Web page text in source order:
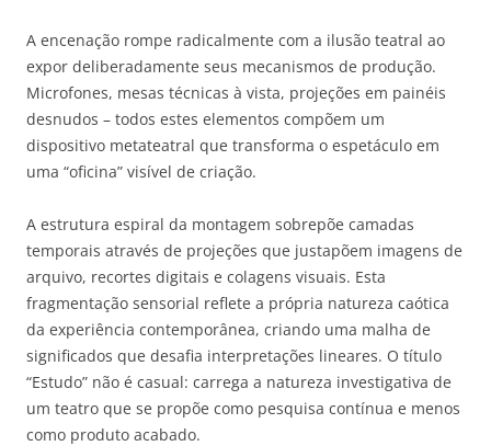
A encenação rompe radicalmente com a ilusão teatral ao
expor deliberadamente seus mecanismos de produção.
Microfones, mesas técnicas à vista, projeções em painéis
desnudos – todos estes elementos compõem um
dispositivo metateatral que transforma o espetáculo em
uma “oficina” visível de criação.
A estrutura espiral da montagem sobrepõe camadas
temporais através de projeções que justapõem imagens de
arquivo, recortes digitais e colagens visuais. Esta
fragmentação sensorial reflete a própria natureza caótica
da experiência contemporânea, criando uma malha de
significados que desafia interpretações lineares. O título
“Estudo” não é casual: carrega a natureza investigativa de
um teatro que se propõe como pesquisa contínua e menos
como produto acabado.